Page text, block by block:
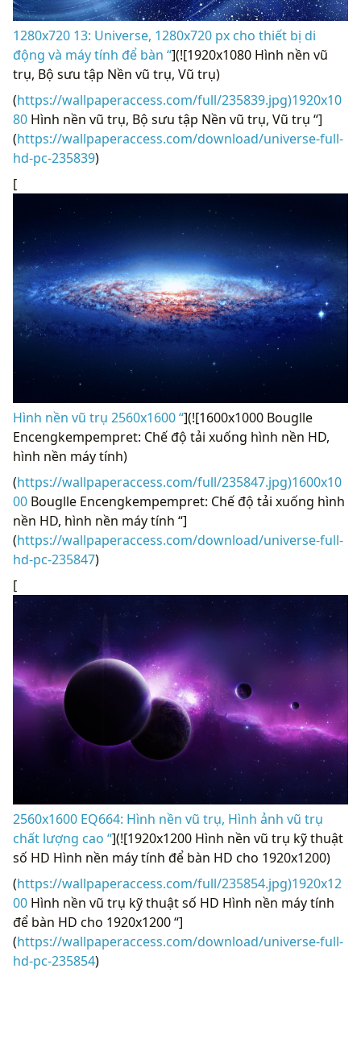
1280x720 13: Universe, 1280x720 px cho thiết bị di
động và máy tính để bàn “](![1920x1080 Hình nền vũ
trụ, Bộ sưu tập Nền vũ trụ, Vũ trụ)
(https://wallpaperaccess.com/full/235839.jpg)1920x10
80 Hình nền vũ trụ, Bộ sưu tập Nền vũ trụ, Vũ trụ “]
(https://wallpaperaccess.com/download/universe-full-
hd-pc-235839)
[
Hình nền vũ trụ 2560x1600 “](![1600x1000 Bouglle
Encengkempempret: Chế độ tải xuống hình nền HD,
hình nền máy tính)
(https://wallpaperaccess.com/full/235847.jpg)1600x10
00 Bouglle Encengkempempret: Chế độ tải xuống hình
nền HD, hình nền máy tính “]
(https://wallpaperaccess.com/download/universe-full-
hd-pc-235847)
[
2560x1600 EQ664: Hình nền vũ trụ, Hình ảnh vũ trụ
chất lượng cao “](![1920x1200 Hình nền vũ trụ kỹ thuật
số HD Hình nền máy tính để bàn HD cho 1920x1200)
(https://wallpaperaccess.com/full/235854.jpg)1920x12
00 Hình nền vũ trụ kỹ thuật số HD Hình nền máy tính
để bàn HD cho 1920x1200 “]
(https://wallpaperaccess.com/download/universe-full-
hd-pc-235854)